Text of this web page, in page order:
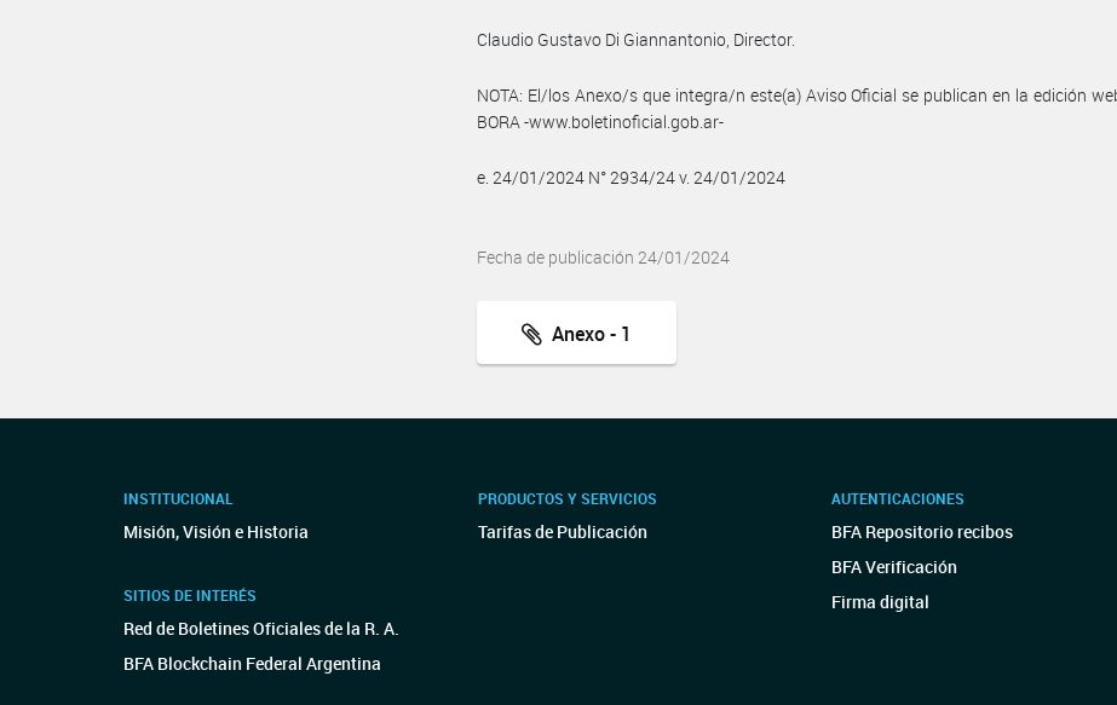
Claudio Gustavo Di Giannantonio, Director.
NOTA: El/los Anexo/s que integra/n este(a) Aviso Oficial se publican en la edición
BORA -www.boletinoficial.gob.ar-
e. 24/01/2024 N° 2934/24 v. 24/01/2024
Fecha de publicación 24/01/2024
Anexo - 1
INSTITUCIONAL
Misión, Visión e Historia
SITIOS DE INTERÉS
Red de Boletines Oficiales de la R. A.
BFA Blockchain Federal Argentina
PRODUCTOS Y SERVICIOS
Tarifas de Publicación
AUTENTICACIONES
BFA Repositorio recibos
BFA Verificación
Firma digital